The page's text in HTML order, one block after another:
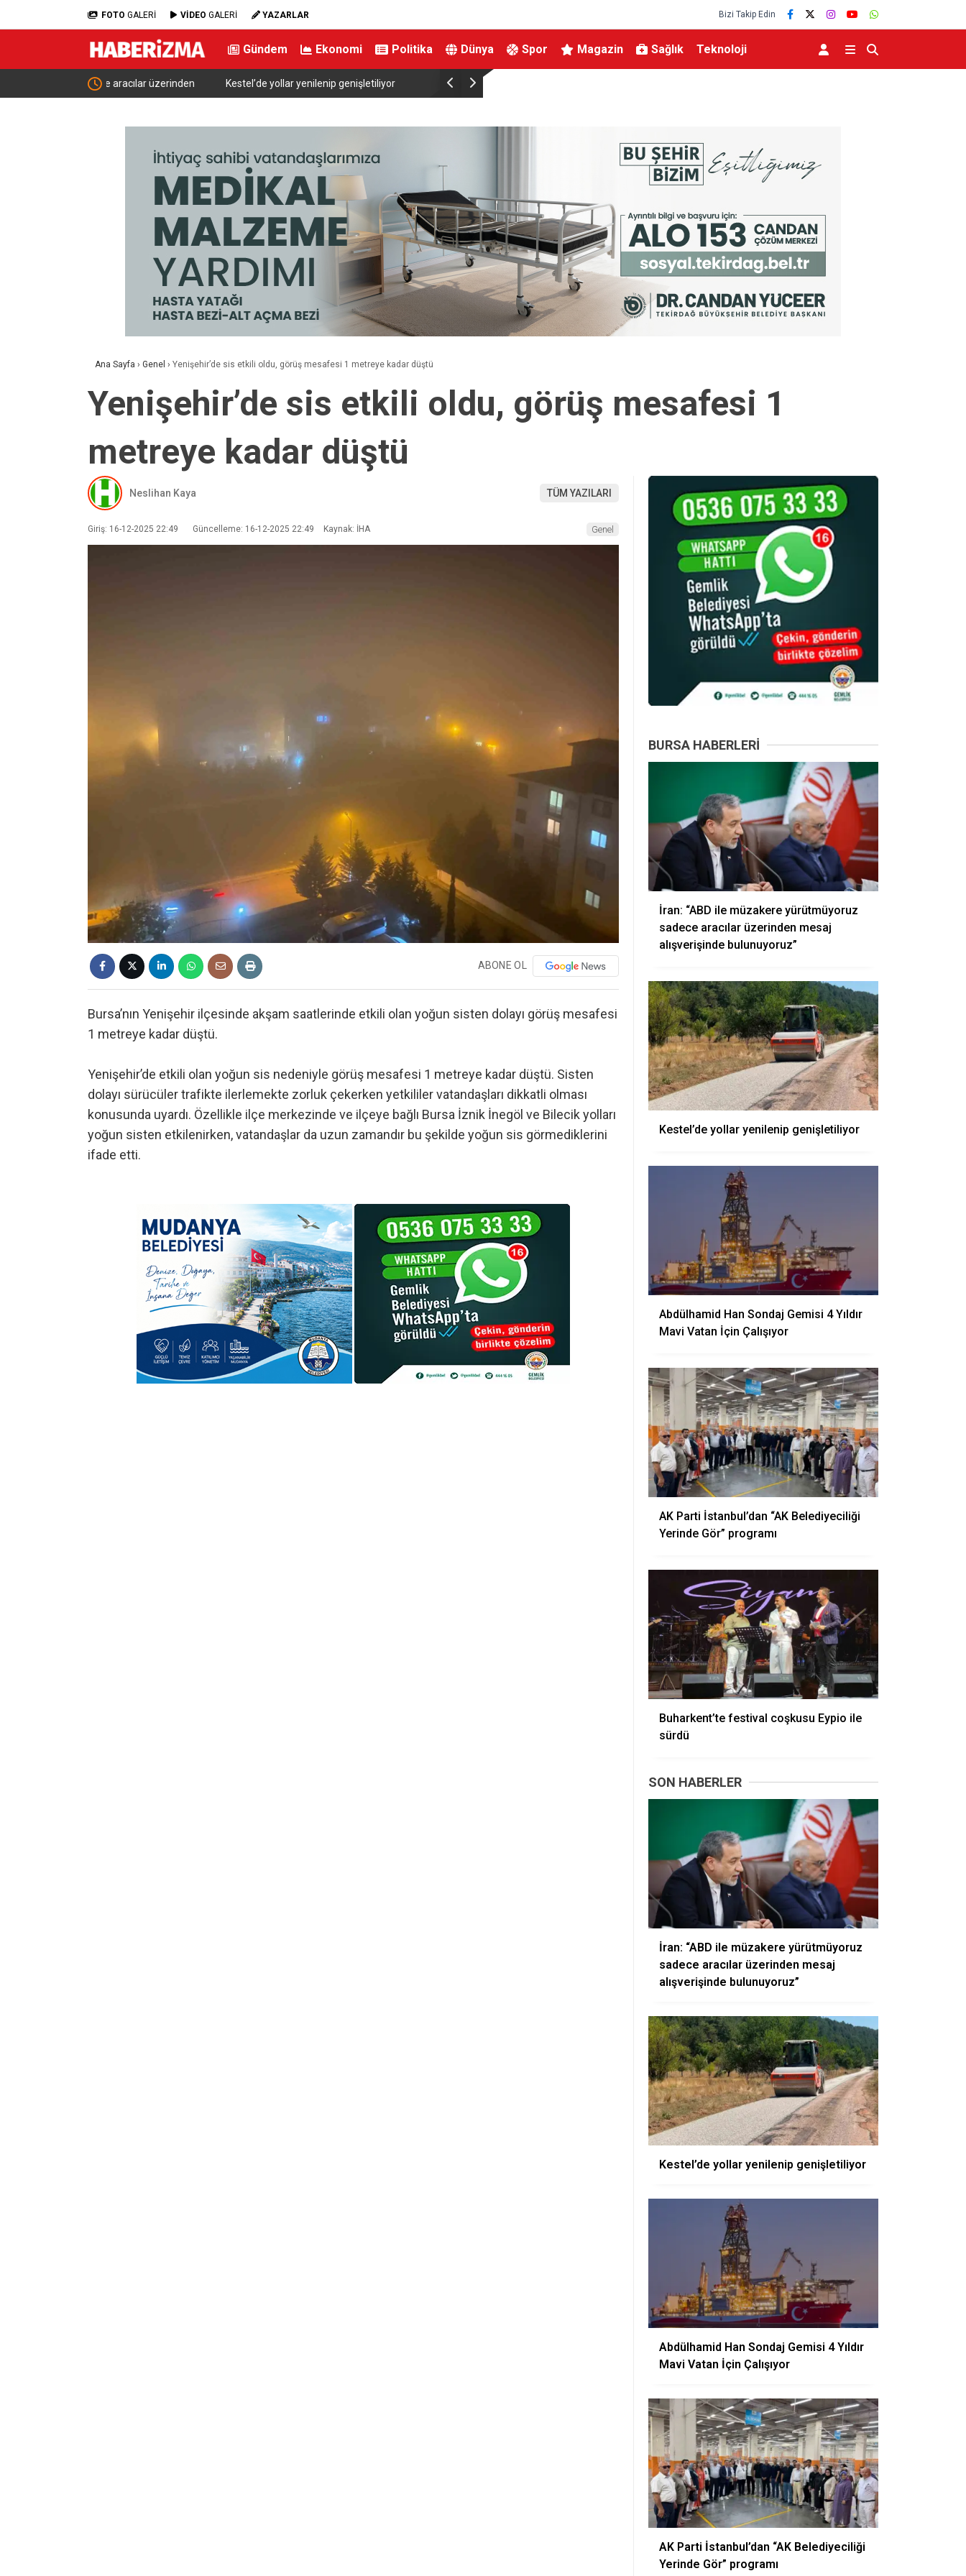
FOTO GALERİ VİDEO GALERİ YAZARLAR Bizi Takip Edin
Gündem Ekonomi Politika Dünya Spor Magazin Sağlık Teknoloji
Kestel’de yollar yenilenip genişletiliyor Abdülhamid Han Sondaj Gemisi 4 Yıldır Mavi Vatan İçin Çalışıyor
Ana Sayfa › Genel › Yenişehir’de sis etkili oldu, görüş mesafesi 1 metreye kadar düştü
Yenişehir’de sis etkili oldu, görüş mesafesi 1
metreye kadar düştü
Neslihan Kaya TÜM YAZILARI
Giriş: 16-12-2025 22:49 Güncelleme: 16-12-2025 22:49 Kaynak: İHA Genel
ABONE OL
Bursa’nın Yenişehir ilçesinde akşam saatlerinde etkili olan yoğun sisten dolayı görüş mesafesi
1 metreye kadar düştü.
Yenişehir’de etkili olan yoğun sis nedeniyle görüş mesafesi 1 metreye kadar düştü. Sisten
dolayı sürücüler trafikte ilerlemekte zorluk çekerken yetkililer vatandaşları dikkatli olması
konusunda uyardı. Özellikle ilçe merkezinde ve ilçeye bağlı Bursa İznik İnegöl ve Bilecik yolları
yoğun sisten etkilenirken, vatandaşlar da uzun zamandır bu şekilde yoğun sis görmediklerini
ifade etti.
BURSA HABERLERI
İran: “ABD ile müzakere yürütmüyoruz
sadece aracılar üzerinden mesaj
alışverişinde bulunuyoruz”
Kestel’de yollar yenilenip genişletiliyor
Abdülhamid Han Sondaj Gemisi 4 Yıldır
Mavi Vatan İçin Çalışıyor
AK Parti İstanbul’dan “AK Belediyeciliği
Yerinde Gör” programı
Buharkent’te festival coşkusu Eypio ile
sürdü
SON HABERLER
İran: “ABD ile müzakere yürütmüyoruz
sadece aracılar üzerinden mesaj
alışverişinde bulunuyoruz”
Kestel’de yollar yenilenip genişletiliyor
Abdülhamid Han Sondaj Gemisi 4 Yıldır
Mavi Vatan İçin Çalışıyor
AK Parti İstanbul’dan “AK Belediyeciliği
Yerinde Gör” programı